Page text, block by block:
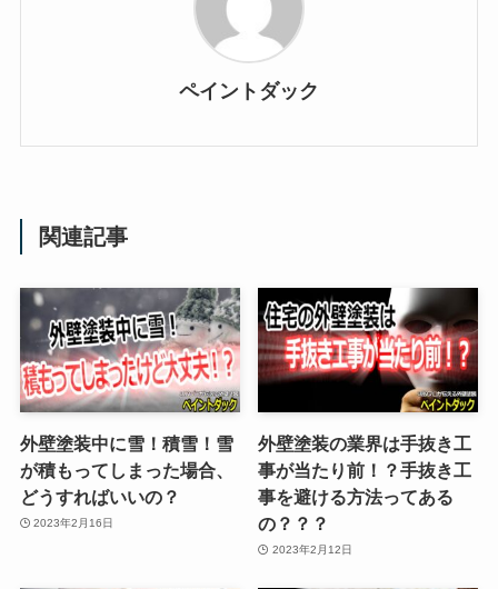
ペイントダック
関連記事
外壁塗装中に雪！積雪！雪
が積もってしまった場合、
どうすればいいの？
2023年2月16日
外壁塗装の業界は手抜き工
事が当たり前！？手抜き工
事を避ける方法ってある
の？？？
2023年2月12日